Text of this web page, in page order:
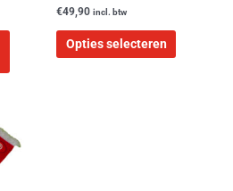
€49,90 incl. btw
Opties selecteren